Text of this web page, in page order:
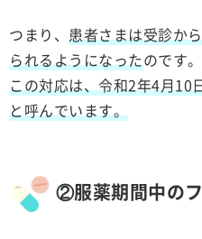
つまり、 患者さまは受診か
られるようになったのです。
この対応は、令和2年4月10
と呼んでいます。
②服薬期間中の